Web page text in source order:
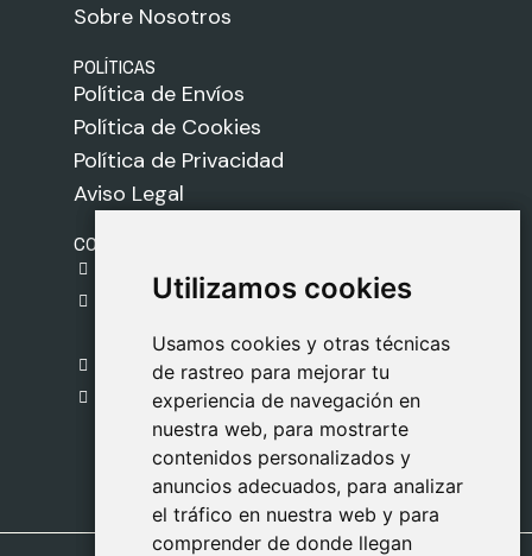
Utilizamos cookies
Usamos cookies y otras técnicas
de rastreo para mejorar tu
experiencia de navegación en
nuestra web, para mostrarte
contenidos personalizados y
anuncios adecuados, para analizar
el tráfico en nuestra web y para
comprender de donde llegan
Utilizamos cookies
Usamos cookies y otras técnicas
de rastreo para mejorar tu
experiencia de navegación en
nuestra web, para mostrarte
contenidos personalizados y
anuncios adecuados, para analizar
el tráfico en nuestra web y para
comprender de donde llegan
Sobre Nosotros
POLÍTICAS
Política de Envíos
Política de Cookies
Política de Privacidad
Aviso Legal
CONTACTO
C. del Pradillo, 6, 28770 Colmenar Viejo,
Madrid
918 459 877
Lunes a Viernes
09:00 - 13:00